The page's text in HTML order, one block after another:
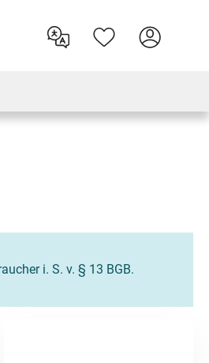
i. S. v. § 13 BGB.